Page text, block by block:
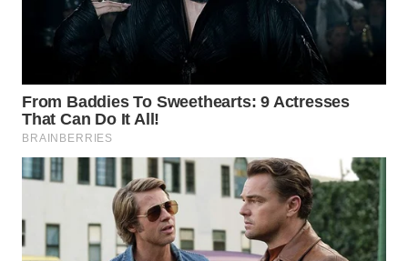
WN
INDRAMAYU
WN
KUNINGAN
MAJALENGKA
SUBANG